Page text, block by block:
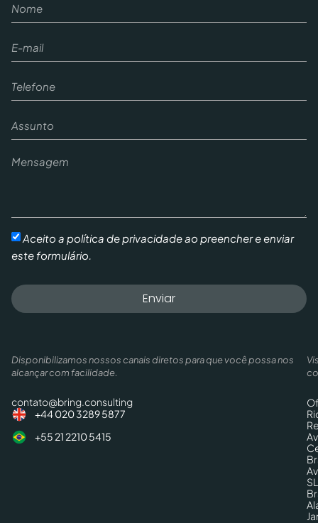
Aceito a política de privacidade ao preencher e enviar
este formulário.
Enviar
Disponibilizamos nossos canais diretos para que você possa nos
alcançar com facilidade.
contato@bring.consulting
+44 020 3289 5877
+55 21 2210 5415